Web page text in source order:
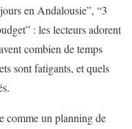
en Andalousie”, “3
: les lecteurs adorent
combien de temps
sont fatigants, et quels
comme un planning de